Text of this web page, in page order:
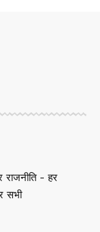
राजनीति - हर
सभी